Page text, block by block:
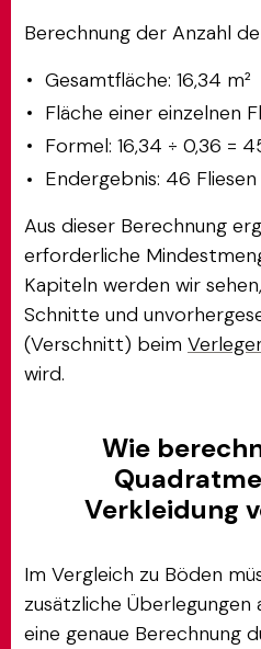
Berechnung der Anzahl
Gesamtfläche: 16,34 m²
Fläche einer einzelnen
Formel: 16,34 ÷ 0,36 =
Endergebnis: 46
Aus dieser Berechnung
erforderliche
Kapiteln werden wir
Schnitte und
(Verschnitt) beim
wird.
Wie
Verkleidung
Im Vergleich zu Böden
zusätzliche
eine genaue Berechnung